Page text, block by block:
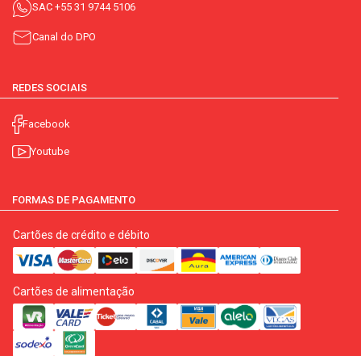
SAC +55 31 9744 5106
Canal do DPO
REDES SOCIAIS
Facebook
Youtube
FORMAS DE PAGAMENTO
Cartões de crédito e débito
Cartões de alimentação